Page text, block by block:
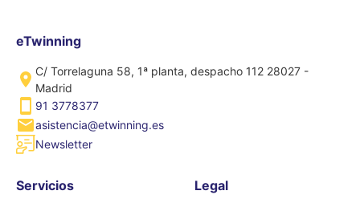
eTwinning
C/ Torrelaguna 58, 1ª planta, despacho 112 28027 -
Madrid
91 3778377
asistencia@etwinning.es
Newsletter
Servicios Legal